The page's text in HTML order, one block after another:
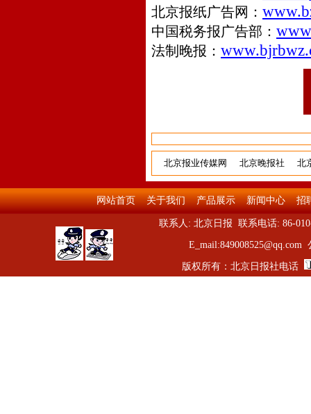
北京报纸广告网：
中国税务报广告部：
法制晚报：
北京报业传媒网 北京晚报社 北
网站首页 关于我们 产品展示 新闻中心 招
联系人: 北京日报 联系电话: 86-
版权所有：北京日报社电话